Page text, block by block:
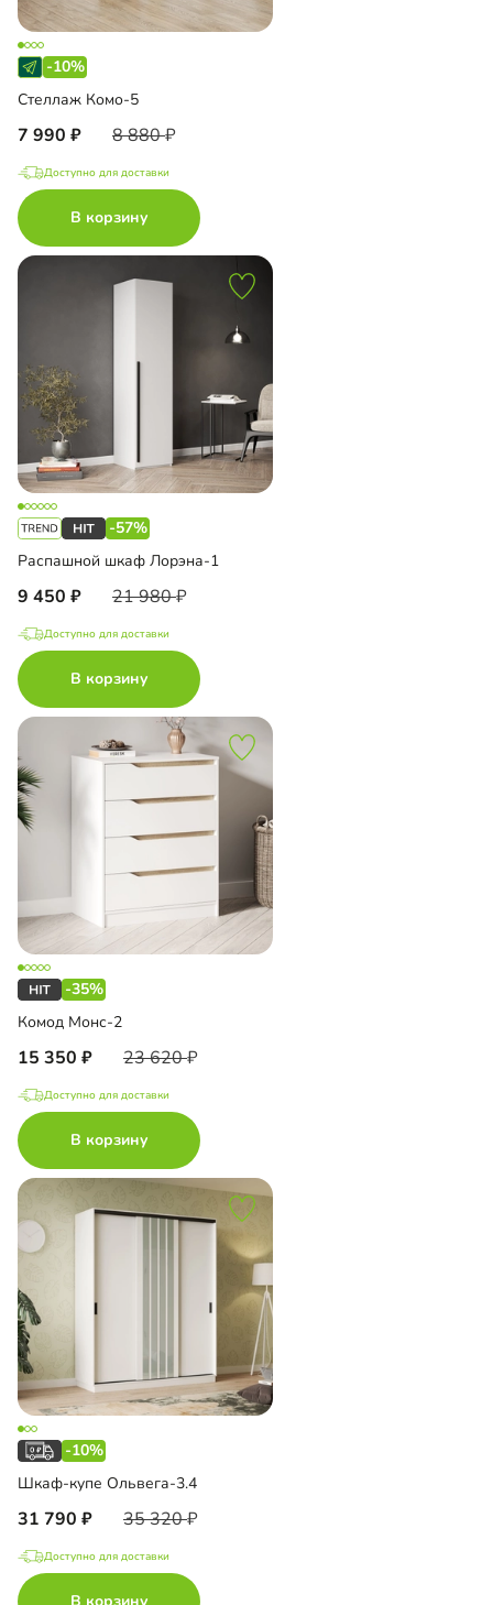
-10%
Стеллаж Комо-5
7 990 8 880
Доступно для доставки
В корзину
-57%
Распашной шкаф Лорэна-1
9 450 21 980
Доступно для доставки
В корзину
-35%
Комод Монс-2
15 350 23 620
Доступно для доставки
В корзину
-10%
Шкаф-купе Ольвега-3.4
31 790 35 320
Доступно для доставки